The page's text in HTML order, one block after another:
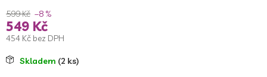
599 Kč –8 %
549 Kč
454 Kč bez DPH
MěrnáSkladem (2 ks)